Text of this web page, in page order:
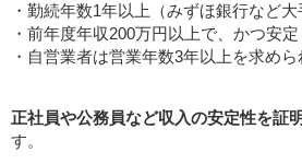
・勤続年数1年以上（みずほ銀行など大
・前年度年収200万円以上で、かつ安
・自営業者は営業年数3年以上を求め
正社員や公務員など収入の安定性を証
す。